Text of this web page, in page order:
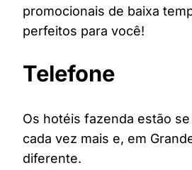
promocionais de baixa
perfeitos para você!
Telefone
Os hotéis fazenda estão
cada vez mais e, em
diferente.